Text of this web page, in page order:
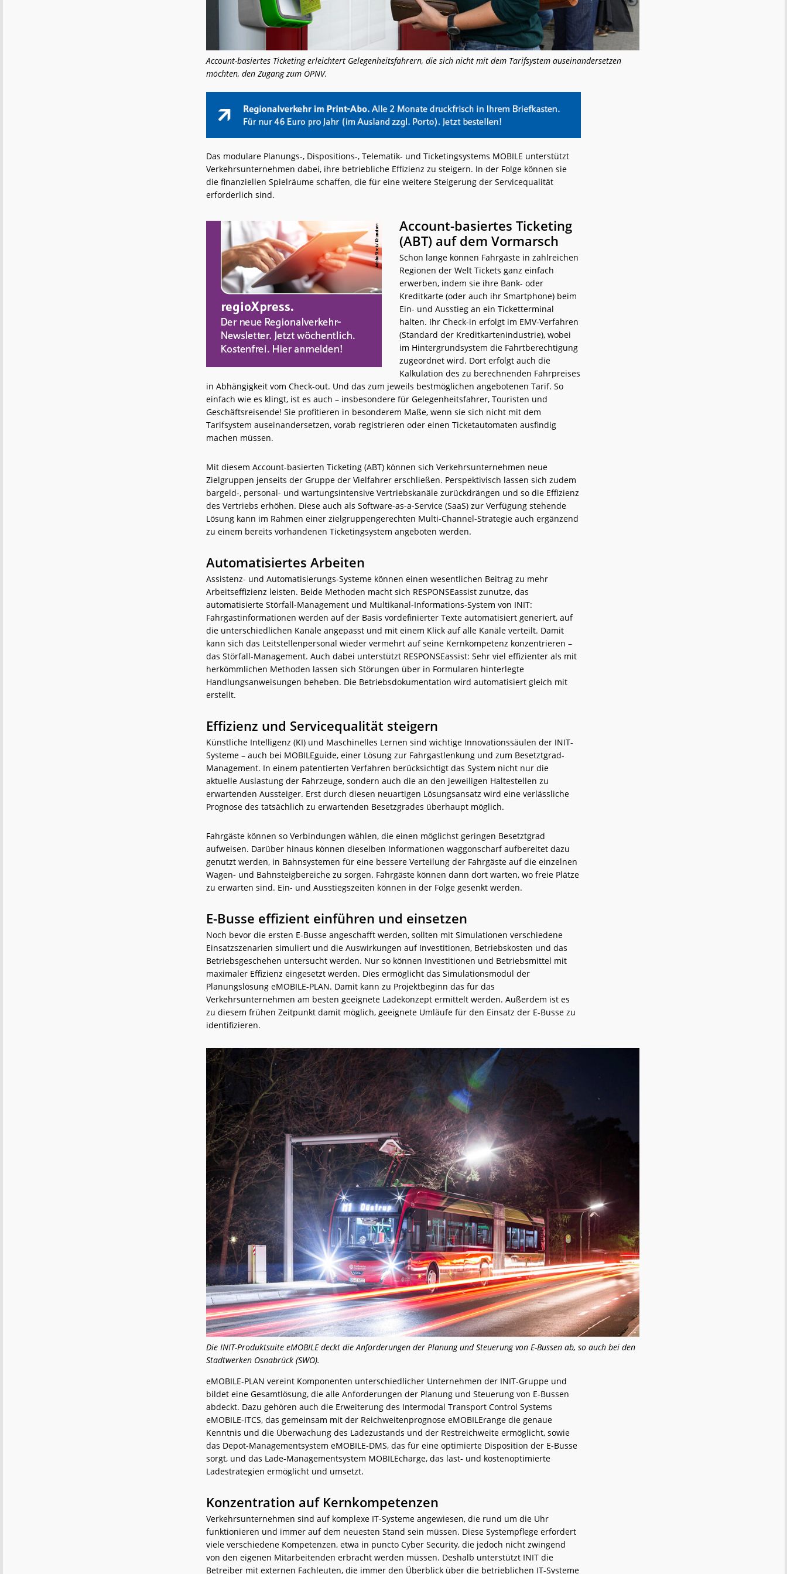
Account-basiertes Ticketing erleichtert Gelegenheitsfahrern, die sich nicht mit dem Tarifsystem auseinandersetzen
möchten, den Zugang zum ÖPNV.
Das modulare Planungs-, Dispositions-, Telematik- und Ticketingsystems MOBILE unterstützt
Verkehrsunternehmen dabei, ihre betriebliche Effizienz zu steigern. In der Folge können sie
die finanziellen Spielräume schaffen, die für eine weitere Steigerung der Servicequalität
erforderlich sind.
Account-basiertes Ticketing
(ABT) auf dem Vormarsch
Schon lange können Fahrgäste in zahlreichen
Regionen der Welt Tickets ganz einfach
erwerben, indem sie ihre Bank- oder
Kreditkarte (oder auch ihr Smartphone) beim
Ein- und Ausstieg an ein Ticketterminal
halten. Ihr Check-in erfolgt im EMV-Verfahren
(Standard der Kreditkartenindustrie), wobei
im Hintergrundsystem die Fahrtberechtigung
zugeordnet wird. Dort erfolgt auch die
Kalkulation des zu berechnenden Fahrpreises
in Abhängigkeit vom Check-out. Und das zum jeweils bestmöglichen angebotenen Tarif. So
einfach wie es klingt, ist es auch – insbesondere für Gelegenheitsfahrer, Touristen und
Geschäftsreisende! Sie profitieren in besonderem Maße, wenn sie sich nicht mit dem
Tarifsystem auseinandersetzen, vorab registrieren oder einen Ticketautomaten ausfindig
machen müssen.
Mit diesem Account-basierten Ticketing (ABT) können sich Verkehrsunternehmen neue
Zielgruppen jenseits der Gruppe der Vielfahrer erschließen. Perspektivisch lassen sich zudem
bargeld-, personal- und wartungsintensive Vertriebskanäle zurückdrängen und so die Effizienz
des Vertriebs erhöhen. Diese auch als Software-as-a-Service (SaaS) zur Verfügung stehende
Lösung kann im Rahmen einer zielgruppengerechten Multi-Channel-Strategie auch ergänzend
zu einem bereits vorhandenen Ticketingsystem angeboten werden.
Automatisiertes Arbeiten
Assistenz- und Automatisierungs-Systeme können einen wesentlichen Beitrag zu mehr
Arbeitseffizienz leisten. Beide Methoden macht sich RESPONSEassist zunutze, das
automatisierte Störfall-Management und Multikanal-Informations-System von INIT:
Fahrgastinformationen werden auf der Basis vordefinierter Texte automatisiert generiert, auf
die unterschiedlichen Kanäle angepasst und mit einem Klick auf alle Kanäle verteilt. Damit
kann sich das Leitstellenpersonal wieder vermehrt auf seine Kernkompetenz konzentrieren –
das Störfall-Management. Auch dabei unterstützt RESPONSEassist: Sehr viel effizienter als mit
herkömmlichen Methoden lassen sich Störungen über in Formularen hinterlegte
Handlungsanweisungen beheben. Die Betriebsdokumentation wird automatisiert gleich mit
erstellt.
Effizienz und Servicequalität steigern
Künstliche Intelligenz (KI) und Maschinelles Lernen sind wichtige Innovationssäulen der INIT-
Systeme – auch bei MOBILEguide, einer Lösung zur Fahrgastlenkung und zum Besetztgrad-
Management. In einem patentierten Verfahren berücksichtigt das System nicht nur die
aktuelle Auslastung der Fahrzeuge, sondern auch die an den jeweiligen Haltestellen zu
erwartenden Aussteiger. Erst durch diesen neuartigen Lösungsansatz wird eine verlässliche
Prognose des tatsächlich zu erwartenden Besetzgrades überhaupt möglich.
Fahrgäste können so Verbindungen wählen, die einen möglichst geringen Besetztgrad
aufweisen. Darüber hinaus können dieselben Informationen waggonscharf aufbereitet dazu
genutzt werden, in Bahnsystemen für eine bessere Verteilung der Fahrgäste auf die einzelnen
Wagen- und Bahnsteigbereiche zu sorgen. Fahrgäste können dann dort warten, wo freie Plätze
zu erwarten sind. Ein- und Ausstiegszeiten können in der Folge gesenkt werden.
E-Busse effizient einführen und einsetzen
Noch bevor die ersten E-Busse angeschafft werden, sollten mit Simulationen verschiedene
Einsatzszenarien simuliert und die Auswirkungen auf Investitionen, Betriebskosten und das
Betriebsgeschehen untersucht werden. Nur so können Investitionen und Betriebsmittel mit
maximaler Effizienz eingesetzt werden. Dies ermöglicht das Simulationsmodul der
Planungslösung eMOBILE-PLAN. Damit kann zu Projektbeginn das für das
Verkehrsunternehmen am besten geeignete Ladekonzept ermittelt werden. Außerdem ist es
zu diesem frühen Zeitpunkt damit möglich, geeignete Umläufe für den Einsatz der E-Busse zu
identifizieren.
Die INIT-Produktsuite eMOBILE deckt die Anforderungen der Planung und Steuerung von E-Bussen ab, so auch bei den
Stadtwerken Osnabrück (SWO).
eMOBILE-PLAN vereint Komponenten unterschiedlicher Unternehmen der INIT-Gruppe und
bildet eine Gesamtlösung, die alle Anforderungen der Planung und Steuerung von E-Bussen
abdeckt. Dazu gehören auch die Erweiterung des Intermodal Transport Control Systems
eMOBILE-ITCS, das gemeinsam mit der Reichweitenprognose eMOBILErange die genaue
Kenntnis und die Überwachung des Ladezustands und der Restreichweite ermöglicht, sowie
das Depot-Managementsystem eMOBILE-DMS, das für eine optimierte Disposition der E-Busse
sorgt, und das Lade-Managementsystem MOBILEcharge, das last- und kostenoptimierte
Ladestrategien ermöglicht und umsetzt.
Konzentration auf Kernkompetenzen
Verkehrsunternehmen sind auf komplexe IT-Systeme angewiesen, die rund um die Uhr
funktionieren und immer auf dem neuesten Stand sein müssen. Diese Systempflege erfordert
viele verschiedene Kompetenzen, etwa in puncto Cyber Security, die jedoch nicht zwingend
von den eigenen Mitarbeitenden erbracht werden müssen. Deshalb unterstützt INIT die
Betreiber mit externen Fachleuten, die immer den Überblick über die betrieblichen IT-Systeme